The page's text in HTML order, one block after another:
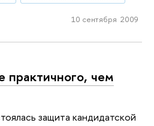
10 сентября 2009
практичного, чем
защита кандидатской